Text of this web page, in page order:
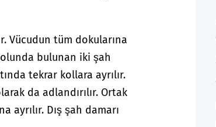
Vücudun tüm dokularına
bulunan iki şah
tekrar kollara ayrılır.
da adlandırılır. Ortak
ayrılır. Dış şah damarı